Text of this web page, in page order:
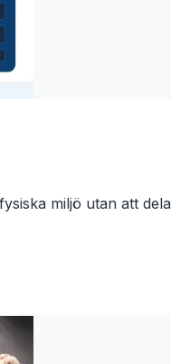
miljö utan att